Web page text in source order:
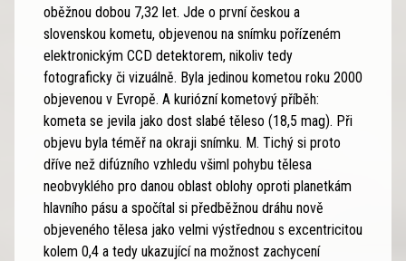
oběžnou dobou 7,32 let. Jde o první českou a
slovenskou kometu, objevenou na snímku pořízeném
elektronickým CCD detektorem, nikoliv tedy
fotograficky či vizuálně. Byla jedinou kometou roku 2000
objevenou v Evropě. A kuriózní kometový příběh:
kometa se jevila jako dost slabé těleso (18,5 mag). Při
objevu byla téměř na okraji snímku. M. Tichý si proto
dříve než difúzního vzhledu všiml pohybu tělesa
neobvyklého pro danou oblast oblohy oproti planetkám
hlavního pásu a spočítal si předběžnou dráhu nově
objeveného tělesa jako velmi výstřednou s excentricitou
kolem 0,4 a tedy ukazující na možnost zachycení